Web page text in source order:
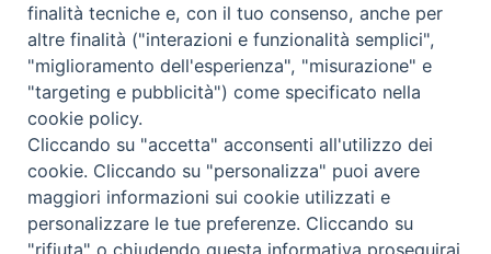
TUTELA MINORI
UFFICI PASTORALI PERSONE
VITA CONSACRATA
DOCUMENTI
CONTATTI
Copyright © 2018 Diocesi di Foligno /Curia . Piazza Mons. Faloci 3 - 06034
tel. 0742 350473 fax 0742 349021 email: info@diocesidifoligno.it . pec:
diocesidifoligno@pec.it
finalità tecniche e, con il tuo consenso, anche per
altre finalità ("interazioni e funzionalità semplici",
"miglioramento dell'esperienza", "misurazione" e
"targeting e pubblicità") come specificato nella
cookie policy.
Cliccando su "accetta" acconsenti all'utilizzo dei
cookie. Cliccando su "personalizza" puoi avere
maggiori informazioni sui cookie utilizzati e
personalizzare le tue preferenze. Cliccando su